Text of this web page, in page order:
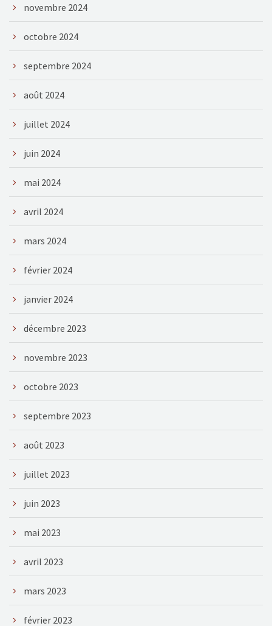
novembre 2024
octobre 2024
septembre 2024
août 2024
juillet 2024
juin 2024
mai 2024
avril 2024
mars 2024
février 2024
janvier 2024
décembre 2023
novembre 2023
octobre 2023
septembre 2023
août 2023
juillet 2023
juin 2023
mai 2023
avril 2023
mars 2023
février 2023